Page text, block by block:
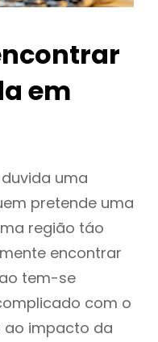
em
uma
pretende uma
região táo
encontrar
tem-se
com o
ao impacto da